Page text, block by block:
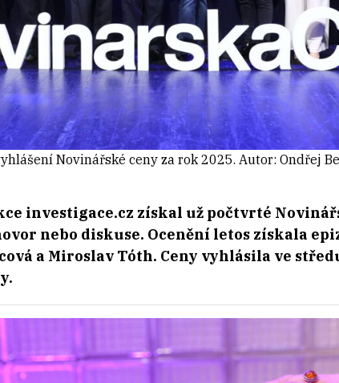
Novinářské ceny za rok 2025. Autor: Ondřej
investigace.cz získal už počtvrté
nebo diskuse. Ocenění letos získala
a Miroslav Tóth. Ceny vyhlásila ve